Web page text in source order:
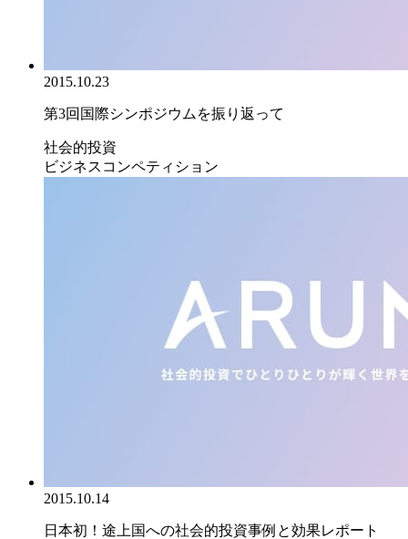
2015.10.23
第3回国際シンポジウムを振り返って
社会的投資
ビジネスコンペティション
2015.10.14
日本初！途上国への社会的投資事例と効果レポート